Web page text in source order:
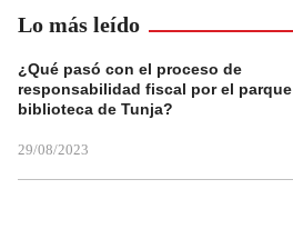
Lo más leído
¿Qué pasó con el proceso de
responsabilidad fiscal por el parque
biblioteca de Tunja?
29/08/2023